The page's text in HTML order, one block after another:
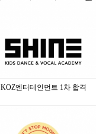
KOZ엔터테인먼트 1차 합격